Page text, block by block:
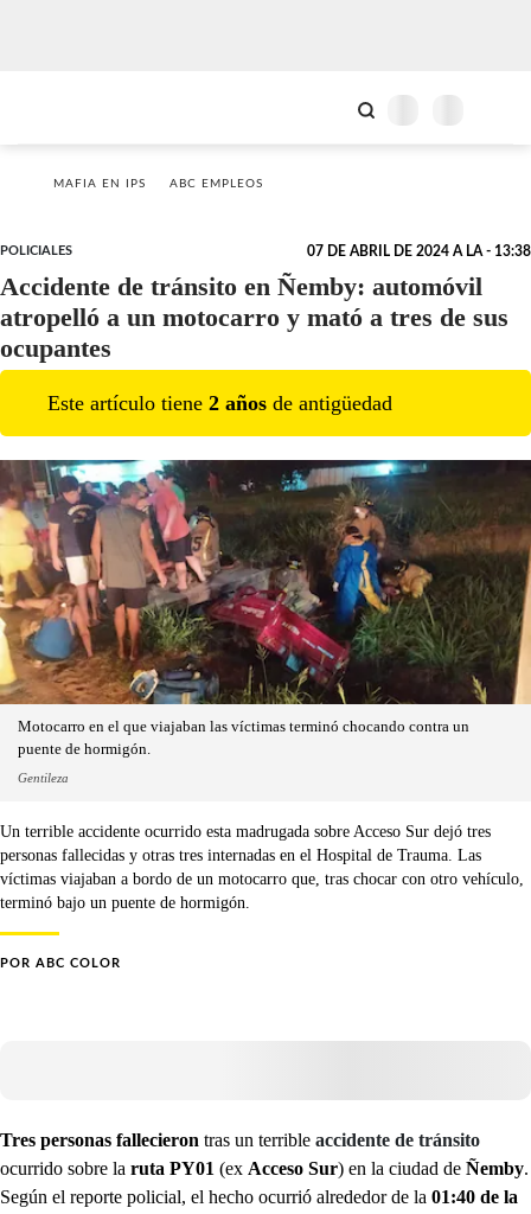
MAFIA EN IPS ABC EMPLEOS
POLICIALES 07 DE ABRIL DE 2024 A LA - 13:38
Accidente de tránsito en Ñemby: automóvil
atropelló a un motocarro y mató a tres de sus
ocupantes
Este artículo tiene 2 años de antigüedad
Motocarro en el que viajaban las víctimas terminó chocando contra un
puente de hormigón.
Gentileza
Un terrible accidente ocurrido esta madrugada sobre Acceso Sur dejó tres
personas fallecidas y otras tres internadas en el Hospital de Trauma. Las
víctimas viajaban a bordo de un motocarro que, tras chocar con otro vehículo,
terminó bajo un puente de hormigón.
POR ABC COLOR
Tres personas fallecieron tras un terrible accidente de tránsito
ocurrido sobre la ruta PY01 (ex Acceso Sur) en la ciudad de Ñemby.
Según el reporte policial, el hecho ocurrió alrededor de la 01:40 de la